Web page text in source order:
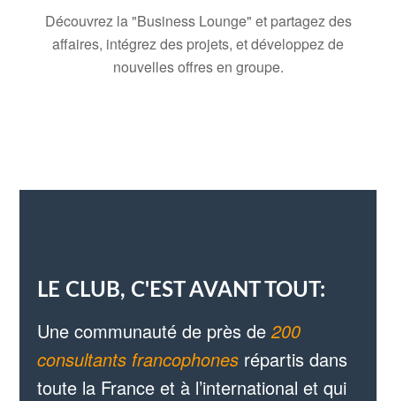
Découvrez la "Business Lounge" et partagez des
affaires, intégrez des projets, et développez de
nouvelles offres en groupe.
LE CLUB, C'EST AVANT TOUT:
Une communauté de près de200
consultants francophones répartis dans
toute la France et à l’international et qui